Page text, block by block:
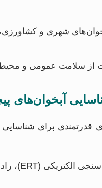
آبخوان‌های شهری و
از سلامت عمومی و
قدرتمندی برای